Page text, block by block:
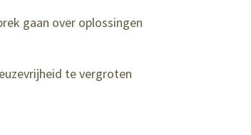
gaan over oplossingen
te vergroten